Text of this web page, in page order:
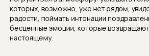
которых, возможно, уже нет рядом,
радости, поймать интонации
бесценные эмоции, которые
настоящему.